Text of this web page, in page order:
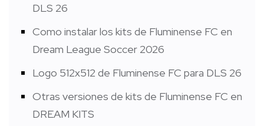
DLS 26
Como instalar los kits de Fluminense FC en
Dream League Soccer 2026
Logo 512x512 de Fluminense FC para DLS 26
Otras versiones de kits de Fluminense FC en
DREAM KITS